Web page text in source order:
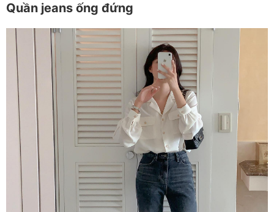
Quần jeans ống đứng